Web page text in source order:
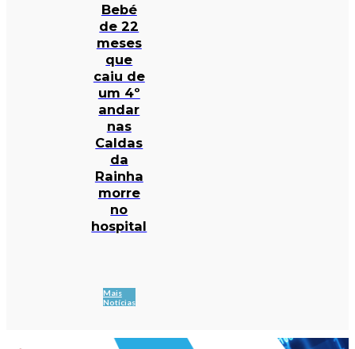
Bebé
de 22
meses
que
caiu de
um 4º
andar
nas
Caldas
da
Rainha
morre
no
hospital
Mais
Notícias